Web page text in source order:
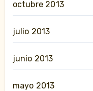
octubre 2013
julio 2013
junio 2013
mayo 2013